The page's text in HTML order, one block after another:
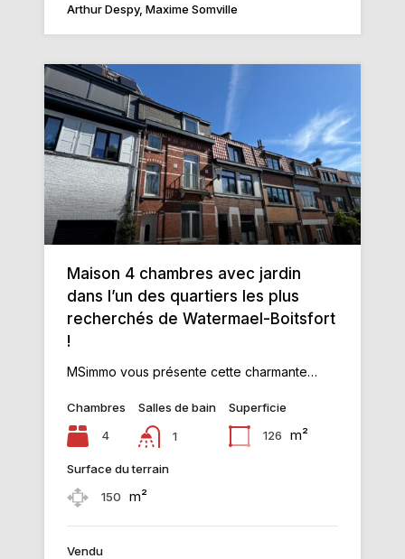
Arthur Despy, Maxime Somville
Maison 4 chambres avec jardin
dans l’un des quartiers les plus
recherchés de Watermael-Boitsfort
!
MSimmo vous présente cette charmante…
Chambres
4
Salles de bain
1
Superficie
126
m²
Surface du terrain
150
m²
Vendu